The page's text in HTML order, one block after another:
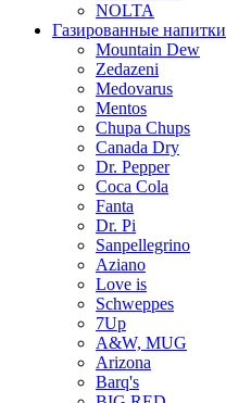
NOLTA
Газированные напитки
Mountain Dew
Zedazeni
Medovarus
Mentos
Chupa Chups
Canada Dry
Dr. Pepper
Coca Cola
Fanta
Dr. Pi
Sanpellegrino
Aziano
Love is
Schweppes
7Up
A&W, MUG
Arizona
Barq's